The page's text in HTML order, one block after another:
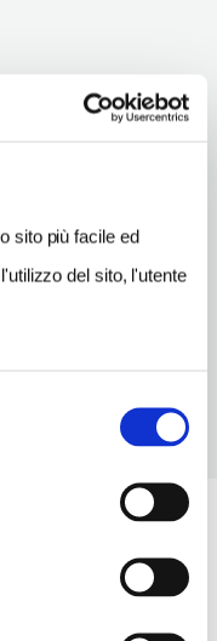
sito più facile ed
del sito, l'utente